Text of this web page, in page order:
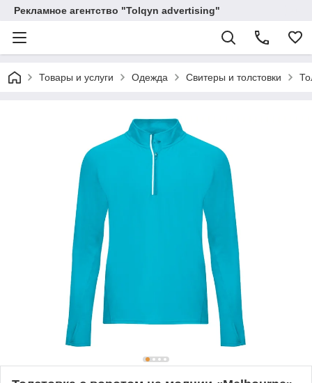
Рекламное агентство "Tolqyn advertising"
Товары и услуги Одежда Свитеры и толстовки